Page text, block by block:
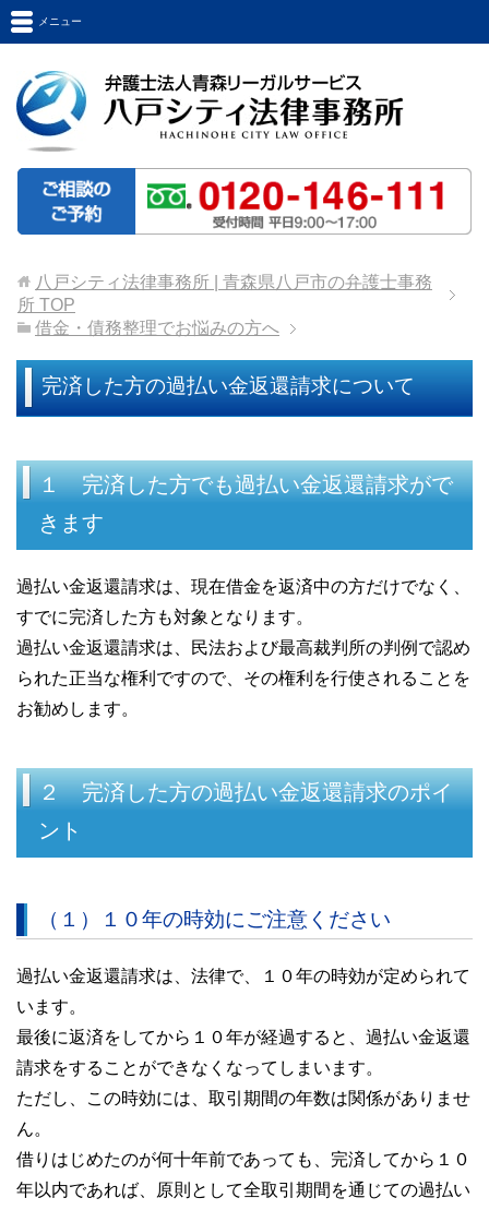
メニュー
八戸シティ法律事務所 | 青森県八戸市の弁護士事務
所 TOP
借金・債務整理でお悩みの方へ
完済した方の過払い金返還請求について
１ 完済した方でも過払い金返還請求がで
きます
過払い金返還請求は、現在借金を返済中の方だけでなく、
すでに完済した方も対象となります。
過払い金返還請求は、民法および最高裁判所の判例で認め
られた正当な権利ですので、その権利を行使されることを
お勧めします。
２ 完済した方の過払い金返還請求のポイ
ント
（１）１０年の時効にご注意ください
過払い金返還請求は、法律で、１０年の時効が定められて
います。
最後に返済をしてから１０年が経過すると、過払い金返還
請求をすることができなくなってしまいます。
ただし、この時効には、取引期間の年数は関係がありませ
ん。
借りはじめたのが何十年前であっても、完済してから１０
年以内であれば、原則として全取引期間を通じての過払い